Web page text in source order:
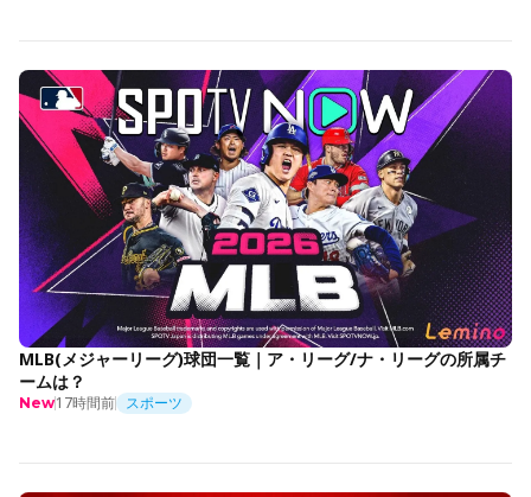
MLB(メジャーリーグ)球団一覧｜ア・リーグ/ナ・リーグの所属チ
ームは？
New17時間前 スポーツ